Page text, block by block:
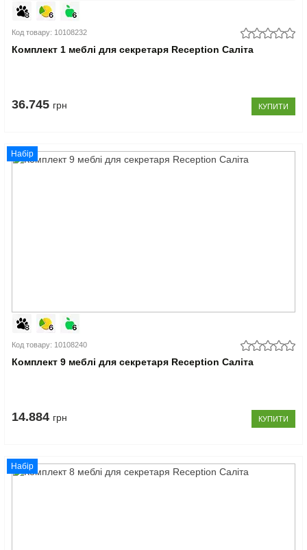
Код товару: 10108232
Комплект 1 меблі для секретаря Reception Саліта
36.745 грн КУПИТИ
Набір
Код товару: 10108240
Комплект 9 меблі для секретаря Reception Саліта
14.884 грн КУПИТИ
Набір